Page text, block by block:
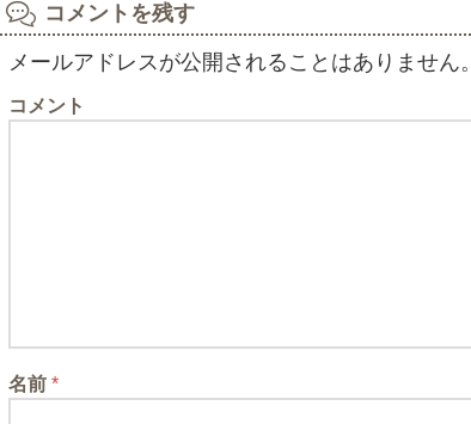
コメントを残す
メールアドレスが公開されることはありません。
コメント
名前 *